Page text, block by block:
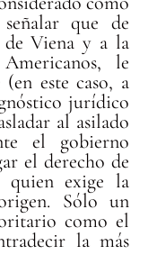
que de
de Viena y a la
le
este caso, a
jurídico
al asilado
el gobierno
el derecho de
quien exige la
Sólo un
como el
la más